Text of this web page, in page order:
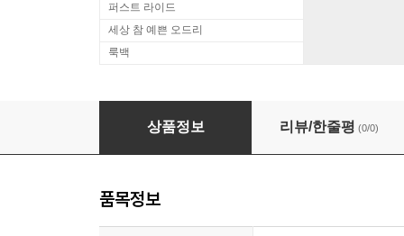
퍼스트 라이드
세상 참 예쁜 오드리
룩백
Pinewood Saxophone Quartet 할리우드를
상품정보 리뷰/한줄평 (0/0)
품목정보